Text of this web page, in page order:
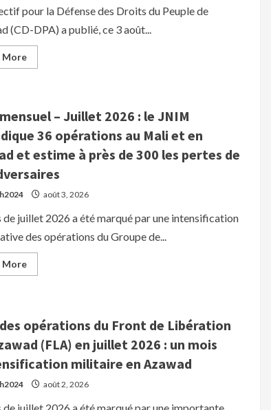
prochaine
:
médiatique
et
pour la Défense des Droits du Peuple de
(CD-DPA) a publié, ce 3 août...
MoreRead
more
alerte
sur
une
dangereuse
escalade
des
violences
contre
les
civils
Azawad
appelle
enquête
internationale
– Juillet 2026 : le JNIM
36 opérations au Mali et en
et estime à près de 300 les pertes de
août 3, 2026
de juillet 2026 a été marqué par une intensification
des opérations du Groupe de...
MoreRead
more
Juillet
2026
:
le
JNIM
revendique
36
opérations
Mali
opérations du Front de Libération
(FLA) en juillet 2026 : un mois
militaire en Azawad
août 2, 2026